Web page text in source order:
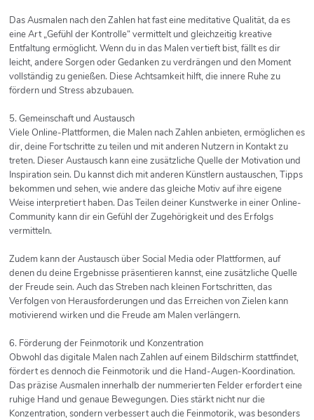
Das Ausmalen nach den Zahlen hat fast eine meditative Qualität, da es
eine Art „Gefühl der Kontrolle“ vermittelt und gleichzeitig kreative
Entfaltung ermöglicht. Wenn du in das Malen vertieft bist, fällt es dir
leicht, andere Sorgen oder Gedanken zu verdrängen und den Moment
vollständig zu genießen. Diese Achtsamkeit hilft, die innere Ruhe zu
fördern und Stress abzubauen.
5. Gemeinschaft und Austausch
Viele Online-Plattformen, die Malen nach Zahlen anbieten, ermöglichen es
dir, deine Fortschritte zu teilen und mit anderen Nutzern in Kontakt zu
treten. Dieser Austausch kann eine zusätzliche Quelle der Motivation und
Inspiration sein. Du kannst dich mit anderen Künstlern austauschen, Tipps
bekommen und sehen, wie andere das gleiche Motiv auf ihre eigene
Weise interpretiert haben. Das Teilen deiner Kunstwerke in einer Online-
Community kann dir ein Gefühl der Zugehörigkeit und des Erfolgs
vermitteln.
Zudem kann der Austausch über Social Media oder Plattformen, auf
denen du deine Ergebnisse präsentieren kannst, eine zusätzliche Quelle
der Freude sein. Auch das Streben nach kleinen Fortschritten, das
Verfolgen von Herausforderungen und das Erreichen von Zielen kann
motivierend wirken und die Freude am Malen verlängern.
6. Förderung der Feinmotorik und Konzentration
Obwohl das digitale Malen nach Zahlen auf einem Bildschirm stattfindet,
fördert es dennoch die Feinmotorik und die Hand-Augen-Koordination.
Das präzise Ausmalen innerhalb der nummerierten Felder erfordert eine
ruhige Hand und genaue Bewegungen. Dies stärkt nicht nur die
Konzentration, sondern verbessert auch die Feinmotorik, was besonders